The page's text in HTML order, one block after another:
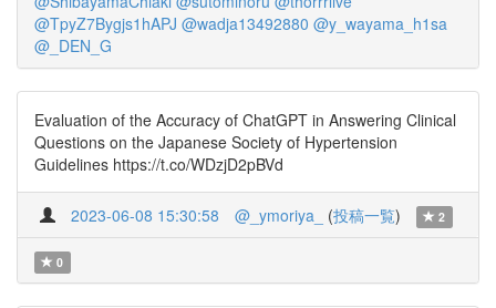
@TpyZ7Bygjs1hAPJ @wadja13492880 @y_wayama_h1sa
@_DEN_G
Evaluation of the Accuracy of ChatGPT in Answering Clinical
Questions on the Japanese Society of Hypertension
Guidelines https://t.co/WDzjD2pBVd
2023-06-08 15:30:58 @_ymoriya_ (投稿一覧) 2
0